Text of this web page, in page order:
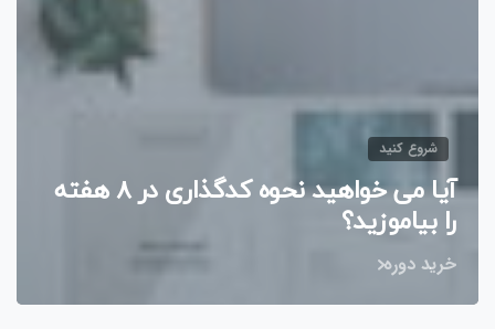
شروع کنید
آیا می خواهید نحوه کدگذاری در 8 هفته
را بیاموزید؟
خرید دوره